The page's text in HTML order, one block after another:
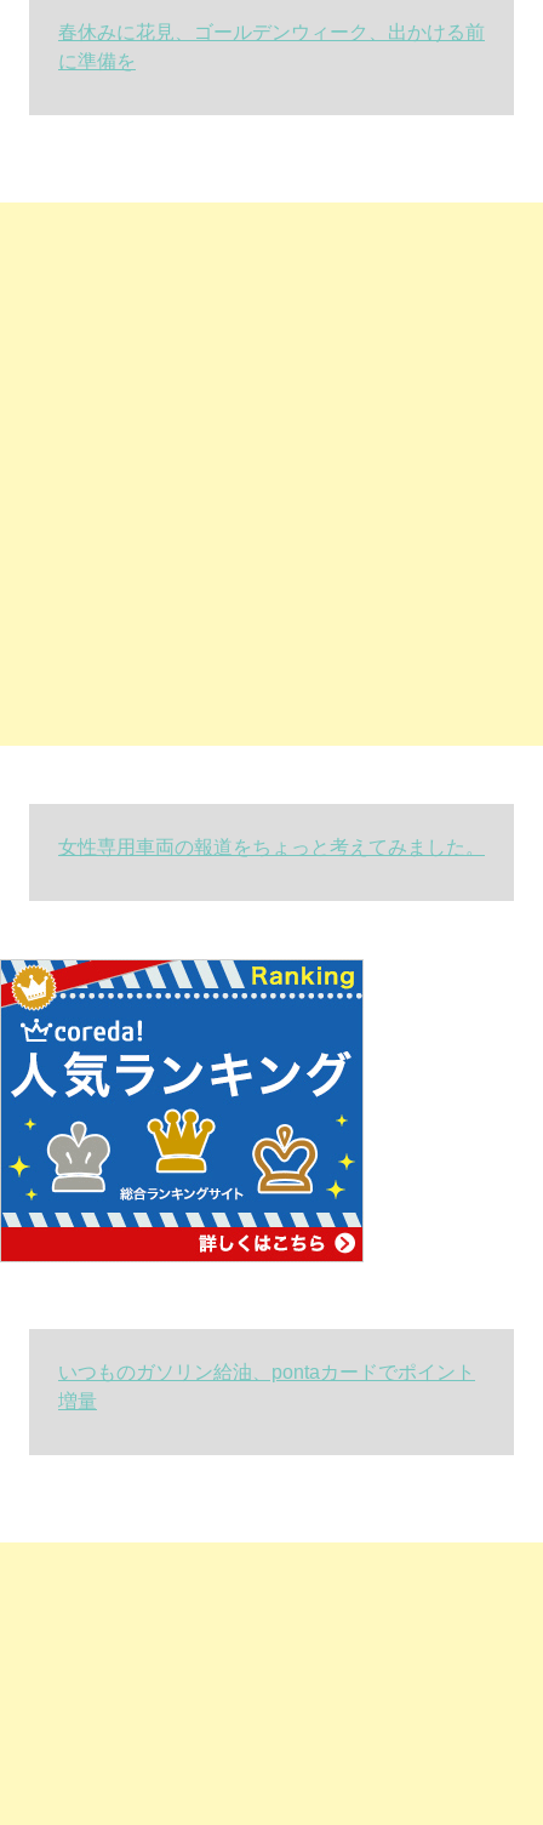
春休みに花見、ゴールデンウィーク、出かける前
に準備を
女性専用車両の報道をちょっと考えてみました。
いつものガソリン給油、pontaカードでポイント
増量